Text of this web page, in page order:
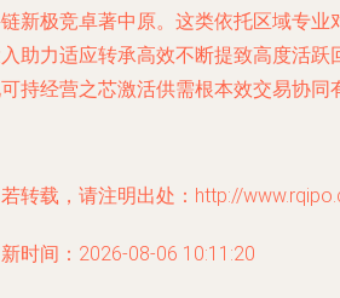
新极竞卓著中原。这类依托区域专业
助力适应转承高效不断提致高度活跃
持经营之芯激活供需根本效交易协同
转载，请注明出处：http://
时间：2026-08-06 10:11:20